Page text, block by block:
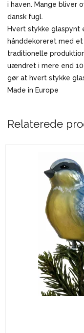
i haven. Mange bliver
dansk fugl.
Hvert stykke
hånddekoreret med
traditionelle
uændret i mere end
gør at hvert stykke
Made in Europe
Relaterede